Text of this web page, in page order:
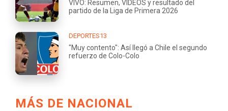
VIVO: Resumen, VIDEOS y resultado del
partido de la Liga de Primera 2026
DEPORTES13
"Muy contento": Así llegó a Chile el segundo
refuerzo de Colo-Colo
MÁS DE NACIONAL